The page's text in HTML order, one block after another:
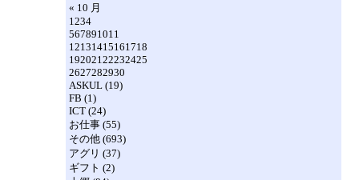
« 10 月
1234
567891011
12131415161718
19202122232425
2627282930
ASKUL (19)
FB (1)
ICT (24)
お仕事 (55)
その他 (693)
アグリ (37)
ギフト (2)